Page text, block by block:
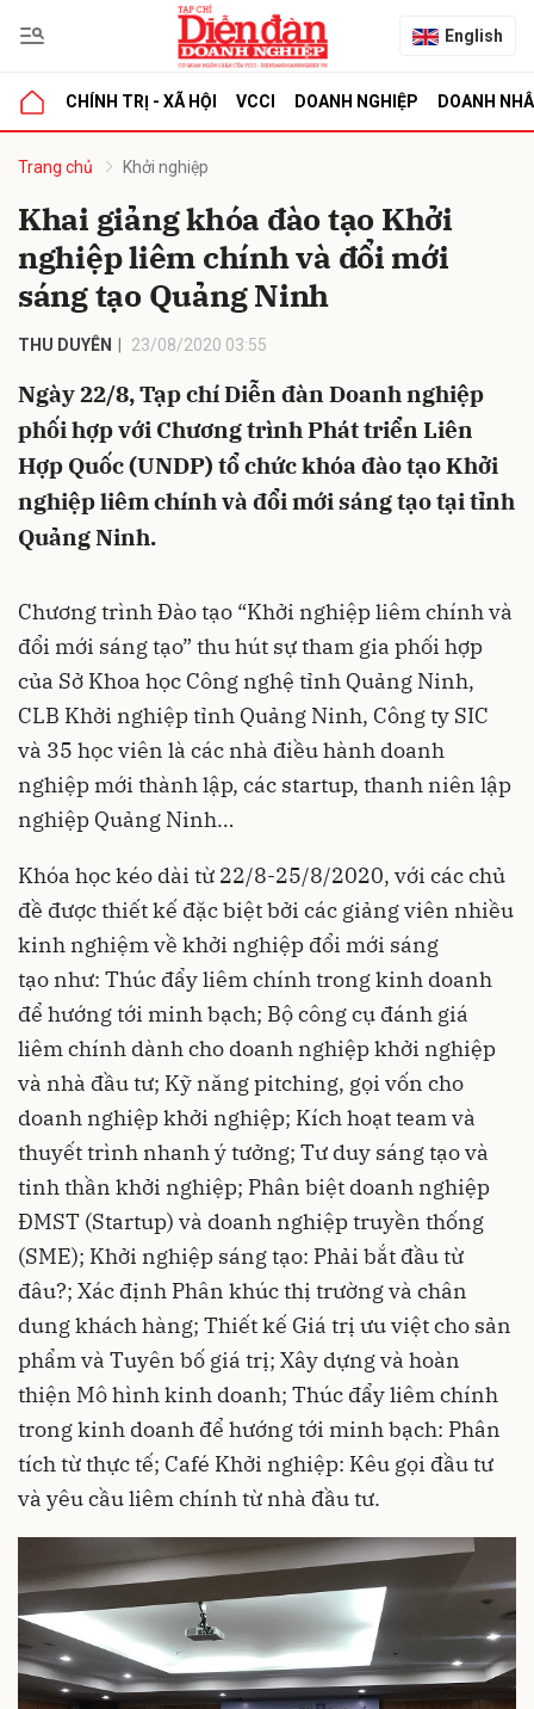
English
CHÍNH TRỊ - XÃ HỘI VCCI DOANH NGHIỆP DOANH
Trang chủ Khởi nghiệp
Khai giảng khóa đào tạo Khởi
nghiệp liêm chính và đổi mới
sáng tạo Quảng Ninh
THU DUYÊN 23/08/2020 03:55
Ngày 22/8, Tạp chí Diễn đàn Doanh nghiệp
phối hợp với Chương trình Phát triển Liên
Hợp Quốc (UNDP) tổ chức khóa đào tạo Khởi
nghiệp liêm chính và đổi mới sáng tạo tại tỉnh
Quảng Ninh.
Chương trình Đào tạo “Khởi nghiệp liêm chính và
đổi mới sáng tạo” thu hút sự tham gia phối hợp
của Sở Khoa học Công nghệ tỉnh Quảng Ninh,
CLB Khởi nghiệp tỉnh Quảng Ninh, Công ty SIC
và 35 học viên là các nhà điều hành doanh
nghiệp mới thành lập, các startup, thanh niên lập
nghiệp Quảng Ninh…
Khóa học kéo dài từ 22/8-25/8/2020, với các chủ
đề được thiết kế đặc biệt bởi các giảng viên nhiều
kinh nghiệm về khởi nghiệp đổi mới sáng
tạo như: Thúc đẩy liêm chính trong kinh doanh
để hướng tới minh bạch; Bộ công cụ đánh giá
liêm chính dành cho doanh nghiệp khởi nghiệp
và nhà đầu tư; Kỹ năng pitching, gọi vốn cho
doanh nghiệp khởi nghiệp; Kích hoạt team và
thuyết trình nhanh ý tưởng; Tư duy sáng tạo và
tinh thần khởi nghiệp; Phân biệt doanh nghiệp
ĐMST (Startup) và doanh nghiệp truyền thống
(SME); Khởi nghiệp sáng tạo: Phải bắt đầu từ
đâu?; Xác định Phân khúc thị trường và chân
dung khách hàng; Thiết kế Giá trị ưu việt cho sản
phẩm và Tuyên bố giá trị; Xây dựng và hoàn
thiện Mô hình kinh doanh; Thúc đẩyliêm chính
trong kinh doanh để hướng tới minh bạch: Phân
tích từ thực tế; Café Khởi nghiệp: Kêu gọi đầu tư
và yêu cầu liêm chính từ nhà đầu tư.
luận
Hủy